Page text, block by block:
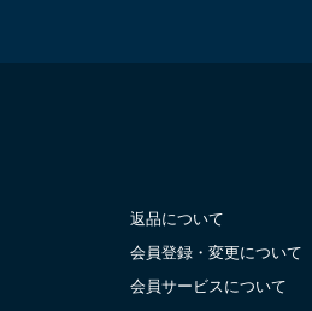
返品について
会員登録・変更について
会員サービスについて